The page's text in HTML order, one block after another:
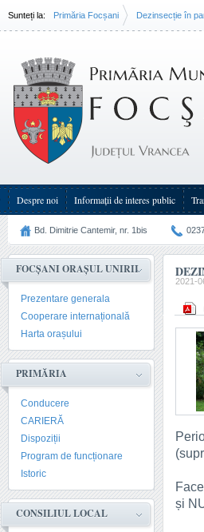
Sunteți la: Primăria Focșani Dezinsecție în
Despre noi Informații de interes public
Bd. Dimitrie Cantemir, nr. 1bis
FOCȘANI ORAȘUL UNIRII
Prezentare generala
Cooperare internațională
Harta orașului
PRIMĂRIA
Conducere
CARIERĂ
Dispoziții
Program de funcționare
Istoric
CONSILIUL LOCAL
2021-
și